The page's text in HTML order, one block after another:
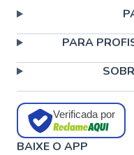
PARA
Verificada por
BAIXE O APP